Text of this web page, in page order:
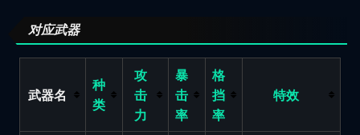
对应武器
武器名
种
类
攻
击
力
暴
击
率
格
挡
率
特效